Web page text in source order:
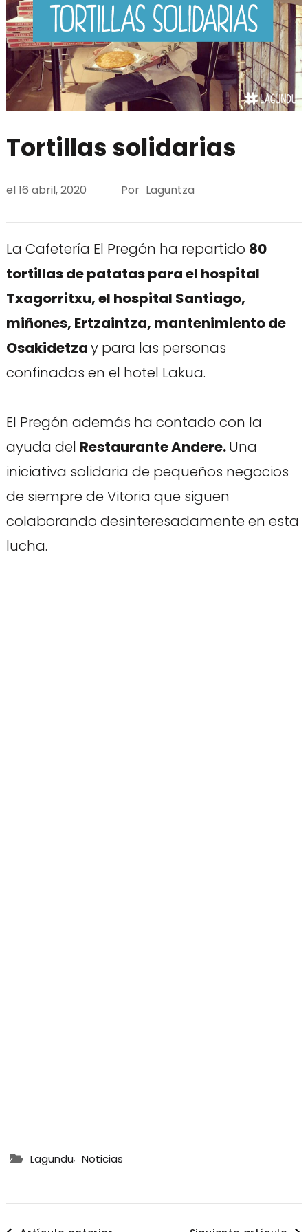
Tortillas solidarias
el16 abril, 2020 Por Laguntza
La Cafetería El Pregón ha repartido 80
tortillas de patatas para el hospital
Txagorritxu, el hospital Santiago,
miñones, Ertzaintza, mantenimiento de
Osakidetzay para las personas
confinadas en el hotel Lakua.
El Pregón además ha contado con la
ayuda del Restaurante Andere.Una
iniciativa solidaria de pequeños negocios
de siempre de Vitoria que siguen
colaborando desinteresadamente en esta
lucha.
Lagundu, Noticias